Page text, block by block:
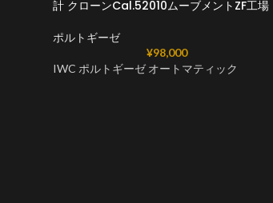
計 クローンCal.52010ムーブメントZF工場
ポルトギーゼ
¥98,000
IWC ポルトギーゼ オートマティック